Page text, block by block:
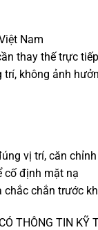
Nam
thay thế trực
không ảnh
vị trí, căn
cố định mặt nạ
chắn trước
THÔNG TIN KỸ